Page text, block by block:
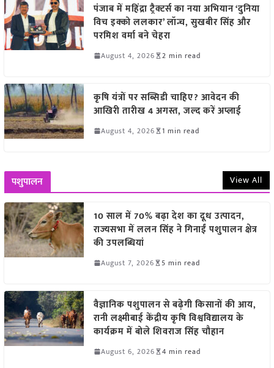
पंजाब में महिंद्रा ट्रैक्टर्स का नया अभियान ‘दुनिया
विच इक्को ललकार’ लॉन्च, सुखबीर सिंह और
परमिश वर्मा बने चेहरा
August 4, 2026 2 min read
कृषि यंत्रों पर सब्सिडी चाहिए? आवेदन की
आखिरी तारीख 4 अगस्त, जल्द करें अप्लाई
August 4, 2026 1 min read
पशुपालन View All
10 साल में 70% बढ़ा देश का दूध उत्पादन,
राज्यसभा में ललन सिंह ने गिनाईं पशुपालन क्षेत्र
की उपलब्धियां
August 7, 2026 5 min read
वैज्ञानिक पशुपालन से बढ़ेगी किसानों की आय,
रानी लक्ष्मीबाई केंद्रीय कृषि विश्वविद्यालय के
कार्यक्रम में बोले शिवराज सिंह चौहान
August 6, 2026 4 min read